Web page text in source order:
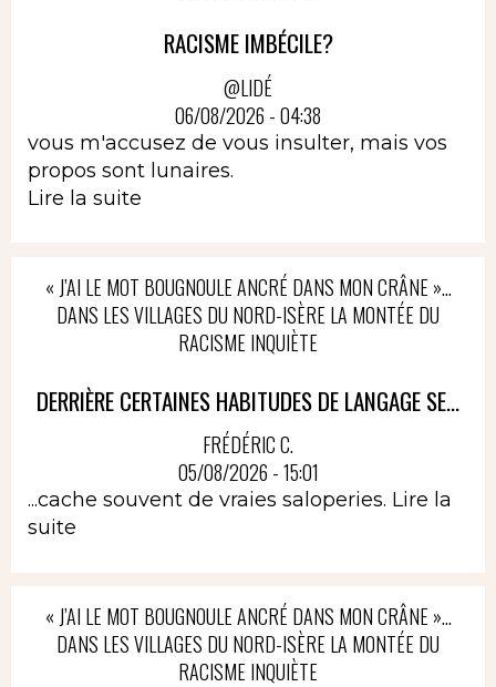
RACISME IMBÉCILE?
@LIDÉ
06/08/2026 - 04:38
vous m'accusez de vous insulter, mais vos
propos sont lunaires.
Lire la suite
« J’AI LE MOT BOUGNOULE ANCRÉ DANS MON CRÂNE »…
DANS LES VILLAGES DU NORD-ISÈRE LA MONTÉE DU
RACISME INQUIÈTE
DERRIÈRE CERTAINES HABITUDES DE LANGAGE SE...
FRÉDÉRIC C.
05/08/2026 - 15:01
...cache souvent de vraies saloperies. Lire la
suite
« J’AI LE MOT BOUGNOULE ANCRÉ DANS MON CRÂNE »…
DANS LES VILLAGES DU NORD-ISÈRE LA MONTÉE DU
RACISME INQUIÈTE